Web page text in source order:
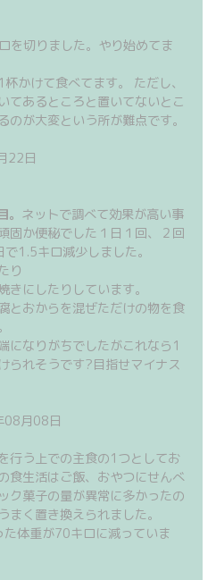
を切りました。やり始めてま
かけて食べてます。 ただし、
てあるところと置いてないとこ
のが大変という所が難点です。
22日
ネットで調べて効果が高い事
固か便秘でした１日１回、２回
1.5キロ減少しました。
り
にしたりしています。
とおからを混ぜただけの物を食
になりがちでしたがこれなら1
られそうです?目指せマイナス
08月08日
行う上での主食の1つとしてお
食生活はご飯、おやつにせんべ
ク菓子の量が異常に多かったの
く置き換えられました。
体重が70キロに減っていま